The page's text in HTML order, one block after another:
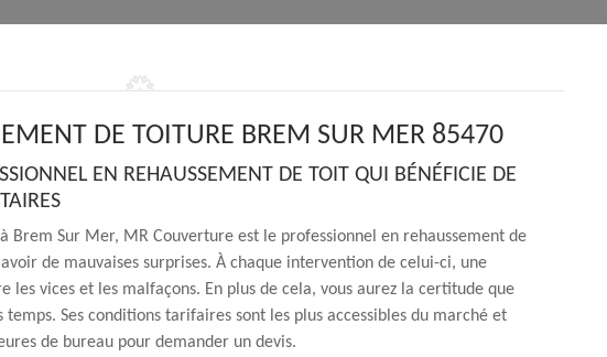
DE TOITURE BREM SUR MER 85470
EN REHAUSSEMENT DE TOIT QUI BÉNÉFICIE DE
Brem Sur Mer, MR Couverture est le professionnel en rehaussement de
de mauvaises surprises. À chaque intervention de celui-ci, une
les vices et les malfaçons. En plus de cela, vous aurez la certitude que
temps. Ses conditions tarifaires sont les plus accessibles du marché et
de bureau pour demander un devis.